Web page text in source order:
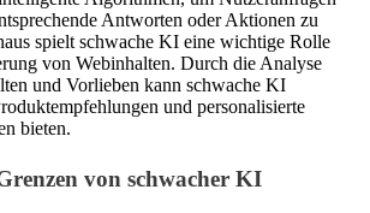
Antworten oder Aktionen zu
spielt schwache KI eine wichtige Rolle
von Webinhalten. Durch die Analyse
und Vorlieben kann schwache KI
und personalisierte
bieten.
von schwacher KI